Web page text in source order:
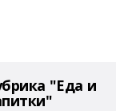
"Еда и